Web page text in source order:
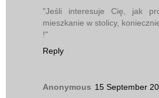
"Jeśli interesuje Cię, jak
mieszkanie w stolicy,
!"
Reply
Anonymous 15 September